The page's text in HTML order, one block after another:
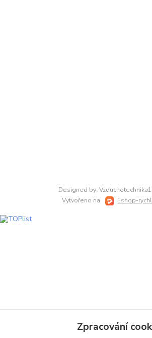
Designed by:
Vytvořeno na
Eshop-
Zpracování